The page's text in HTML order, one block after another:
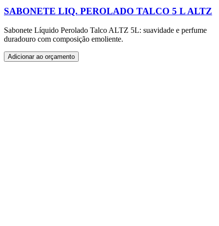
SABONETE LIQ. PEROLADO TALCO 5 L ALTZ
Sabonete Líquido Perolado Talco ALTZ 5L: suavidade e perfume
duradouro com composição emoliente.
Adicionar ao orçamento